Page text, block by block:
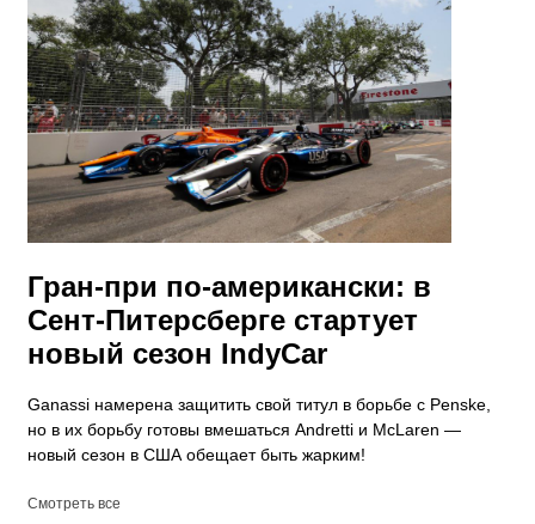
Гран-при по-американски: в
Сент-Питерсберге стартует
новый сезон IndyCar
Ganassi намерена защитить свой титул в борьбе с Penske,
но в их борьбу готовы вмешаться Andretti и McLaren —
новый сезон в США обещает быть жарким!
Смотреть все